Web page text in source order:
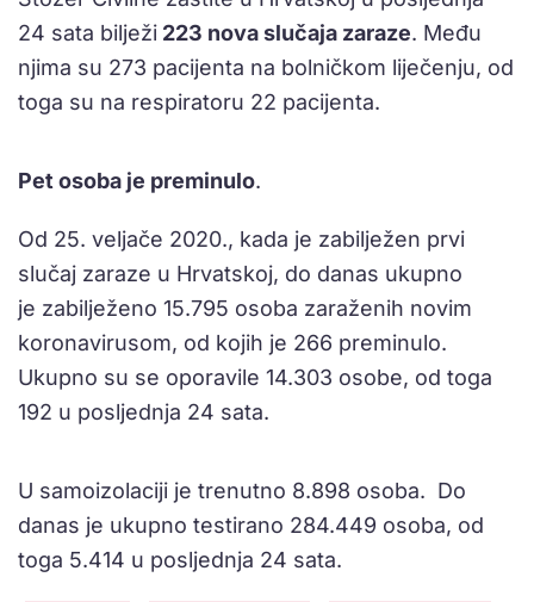
24 sata bilježi 223 nova slučaja zaraze. Među
njima su 273 pacijenta na bolničkom liječenju, od
toga su na respiratoru 22 pacijenta.
Pet osoba je preminulo.
Od 25. veljače 2020., kada je zabilježen prvi
slučaj zaraze u Hrvatskoj, do danas ukupno
je zabilježeno 15.795 osoba zaraženih novim
koronavirusom, od kojih je 266 preminulo.
Ukupno su se oporavile 14.303 osobe, od toga
192 u posljednja 24 sata.
U samoizolaciji je trenutno 8.898 osoba. Do
danas je ukupno testirano 284.449 osoba, od
toga 5.414 u posljednja 24 sata.